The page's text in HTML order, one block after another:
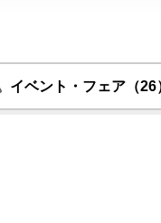
イベント・フェア（26